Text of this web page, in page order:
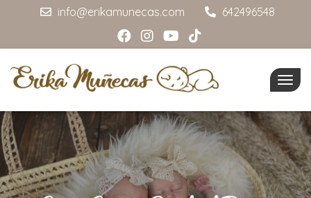
info@erikamunecas.com 642496548